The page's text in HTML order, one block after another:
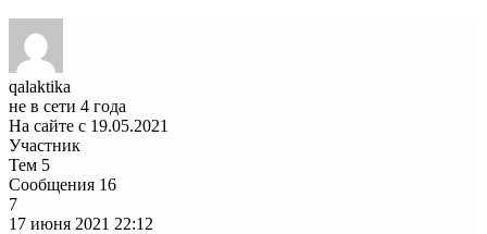
qalaktika
не в сети 4 года
На сайте с 19.05.2021
Участник
Тем 5
Сообщения 16
7
17 июня 2021 22:12